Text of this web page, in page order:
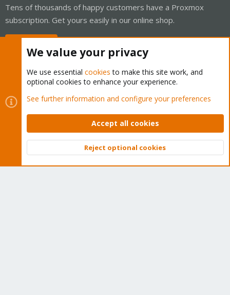
Tens of thousands of happy customers have a Proxmox
subscription. Get yours easily in our online shop.
Cookies
Proxmox Support Forum - Light Mode
Contact us
Terms and rules Privacy policy Help Home
Community platform by XenForo © 2010-2026 XenForo Ltd.
Top
We value your privacy
We use essential cookies to make this site work, and
optional cookies to enhance your experience.
See further information and configure your preferences
Accept all cookies
Reject optional cookies